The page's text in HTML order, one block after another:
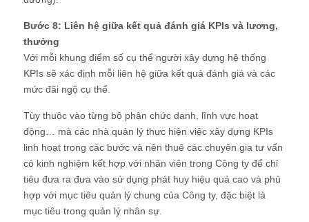
Bước 8: Liên hệ giữa kết quả đánh giá KPIs và lương,
thưởng
Với mỗi khung điểm số cụ thể người xây dựng hệ thống
KPIs sẽ xác định mỗi liên hệ giữa kết quả đánh giá và các
mức đãi ngộ cụ thể.
Tùy thuộc vào từng bộ phận chức danh, lĩnh vực hoạt
động… mà các nhà quản lý thực hiện việc xây dựng KPIs
linh hoạt trong các bước và nên thuê các chuyên gia tư vấn
có kinh nghiệm kết hợp với nhân viên trong Công ty để chỉ
tiêu đưa ra đưa vào sử dụng phát huy hiệu quả cao và phù
hợp với mục tiêu quản lý chung của Công ty, đặc biệt là
mục tiêu trong quản lý nhân sự.